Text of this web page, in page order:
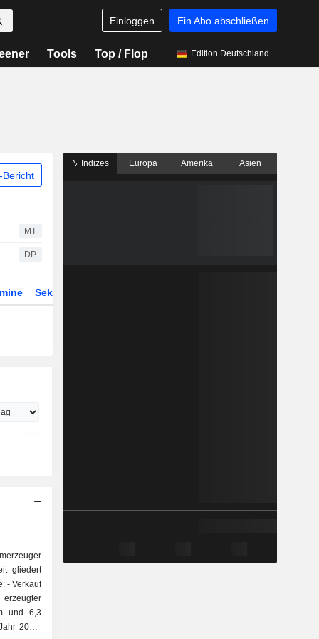
Einloggen Ein Abo abschließen
Tools Top / Flop Edition Deutschland
Bericht
MT
DP
Sektor
gliedert
und 6,3
2025.
Indizes Europa Amerika Asien